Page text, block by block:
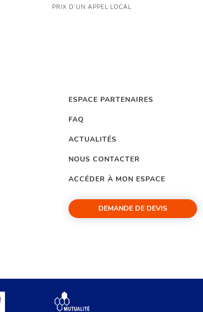
PRIX D’UN APPEL LOCAL
ESPACE PARTENAIRES
FAQ
ACTUALITÉS
NOUS CONTACTER
ACCÉDER À MON ESPACE
DEMANDE DE DEVIS